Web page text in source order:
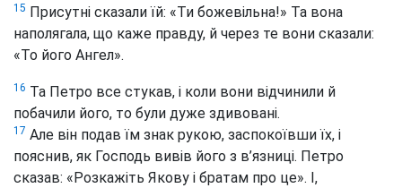
15 Присутні сказали їй: «Ти божевільна!» Та вона
наполягала, що каже правду, й через те вони сказали:
«То його Ангел».
16 Та Петро все стукав, і коли вони відчинили й
побачили його, то були дуже здивовані.
17 Але він подав їм знак рукою, заспокоївши їх, і
пояснив, як Господь вивів його з в’язниці. Петро
сказав: «Розкажіть Якову і братам про це». І,